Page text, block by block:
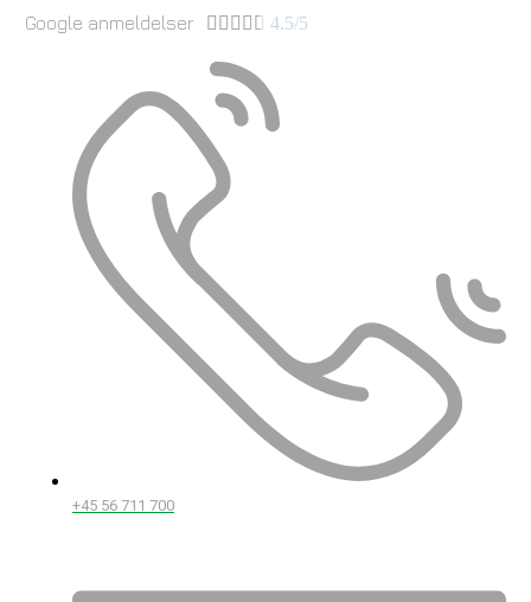
Google anmeldelser      4.5/5
+45 56 711 700